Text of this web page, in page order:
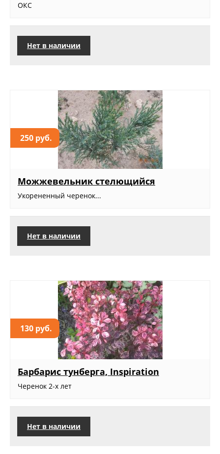
ОКС
Нет в наличии
250 руб.
Можжевельник стелющийся
Укорененный черенок...
Нет в наличии
130 руб.
Барбарис тунберга, Inspiration
Черенок 2-х лет
Нет в наличии